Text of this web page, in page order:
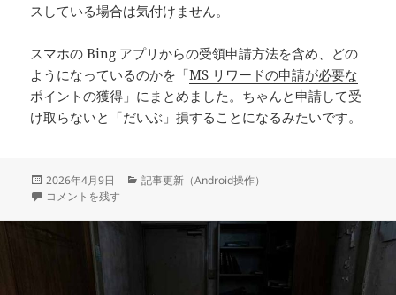
スしている場合は気付けません。
スマホの Bing アプリからの受領申請方法を含め、どの
ようになっているのかを「MS リワードの申請が必要な
ポイントの獲得 」にまとめました。ちゃんと申請して受
け取らないと「だいぶ」損することになるみたいです。
投
稿
2026年4月9日
カ
リ
記事更新（Android操作）
MS リワードの申請が必要なポイントの獲得 に
コメントを残す